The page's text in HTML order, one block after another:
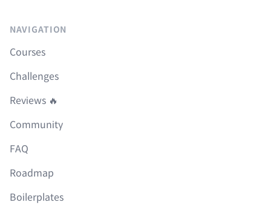
NAVIGATION
Courses
Challenges
Reviews 🔥
Community
FAQ
Roadmap
Boilerplates